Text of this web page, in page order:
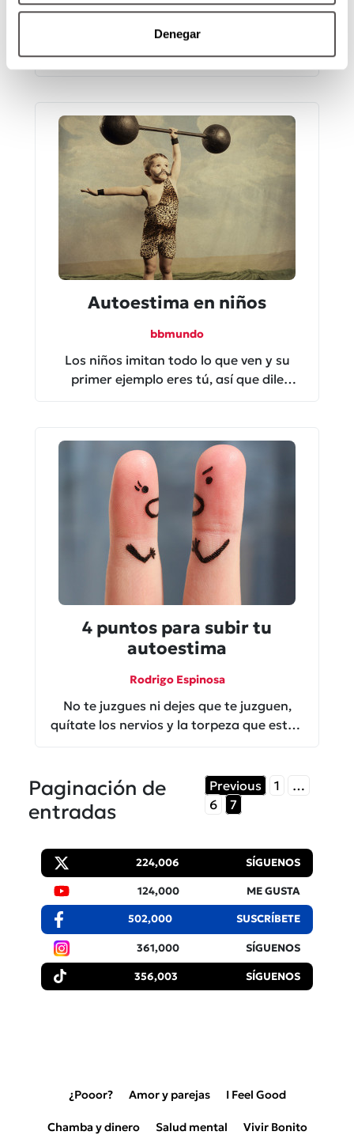
Denegar
Redacción Moi
Aprender idiomas te lleva a conocer
nuevas cosas, pero también es un plus
para conseguir trabajo y mucho más.
Autoestima en niños
bbmundo
Los niños imitan todo lo que ven y su
primer ejemplo eres tú, así que dile
4 puntos para subir tu
autoestima
Rodrigo Espinosa
No te juzgues ni dejes que te juzguen,
quítate los nervios y la torpeza que están
Paginación de
entradas
Previous 1
…
6
7
224,006 SÍGUENOS
124,000 ME GUSTA
502,000 SUSCRÍBETE
361,000 SÍGUENOS
356,003 SÍGUENOS
¿Pooor? Amor y parejas I Feel Good
Chamba y dinero Salud mental Vivir Bonito